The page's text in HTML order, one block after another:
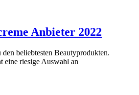
Anbieter 2022
den beliebtesten Beautyprodukten.
eine riesige Auswahl an